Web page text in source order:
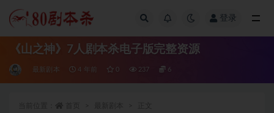
登录
《山之神》7人剧本杀电子版完整资源
最新剧本 4 年前 0 237 6